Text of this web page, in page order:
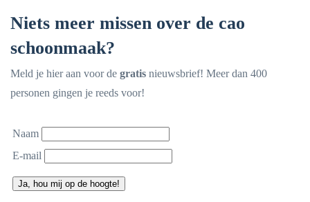
Niets meer missen over de cao
schoonmaak?
Meld je hier aan voor de gratis nieuwsbrief! Meer dan 400
personen gingen je reeds voor!
Naam
E-mail
Ja, hou mij op de hoogte!